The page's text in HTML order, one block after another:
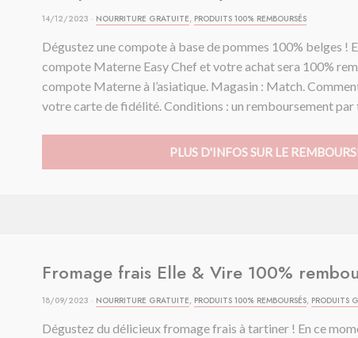
14/12/2023 · NOURRITURE GRATUITE, PRODUITS 100% REMBOURSÉS
Dégustez une compote à base de pommes 100% belges !
compote Materne Easy Chef et votre achat sera 100%
compote Materne à l’asiatique. Magasin : Match.
votre carte de fidélité. Conditions : un remboursement par
PLUS D'INFOS SUR LE
Fromage frais Elle & Vire 100%
18/09/2023 · NOURRITURE GRATUITE, PRODUITS 100% REMBOURSÉS, PRODUITS
Dégustez du délicieux fromage frais à tartiner ! En ce